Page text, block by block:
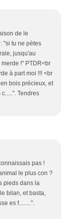
de le
"si tu ne pètes
jusqu'au
!" PTDR<br
à part moi !!! <br
bois précieux, et
Tendres
pas !
le plus con ?
pieds dans la
bilan, et basta,
es f........".